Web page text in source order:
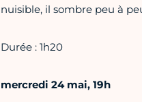
nuisible, il sombre peu à
Durée : 1h20
mercredi 24 mai, 19h